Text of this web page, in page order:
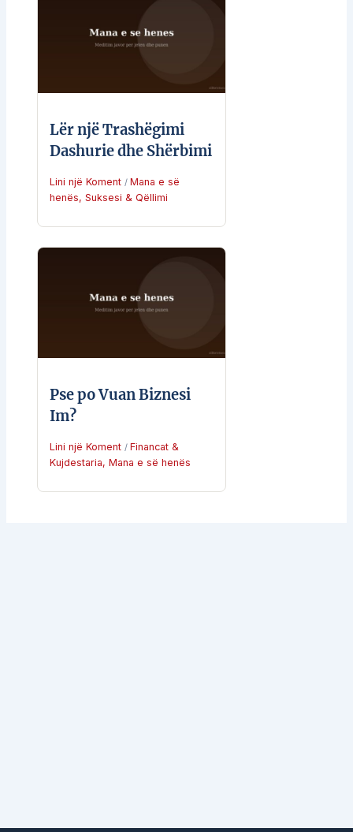
Lër një Trashëgimi
Dashurie dhe Shërbimi
Lini një Koment / Mana e së
henës, Suksesi & Qëllimi
Pse po Vuan Biznesi
Im?
Lini një Koment / Financat &
Kujdestaria, Mana e së henës